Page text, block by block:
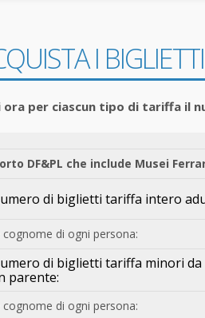
I
ora per ciascun tipo di tariffa il
DF&PL che include Musei
di biglietti tariffa intero
di ogni persona:
di biglietti tariffa minori da
parente:
di ogni persona: